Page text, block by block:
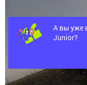
А вы уже
Junior?